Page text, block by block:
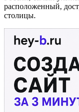
расположенный,
столицы.